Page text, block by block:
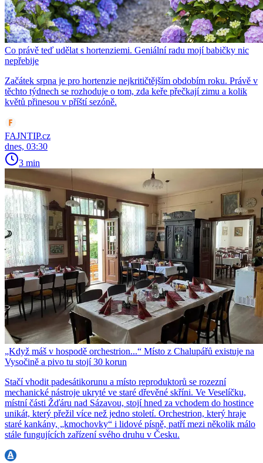
Co právě teď udělat s hortenziemi. Geniální radu mojí babičky nic
nepřebije
Začátek srpna je pro hortenzie nejkritičtějším obdobím roku. Právě v
těchto týdnech se rozhoduje o tom, zda keře přečkají zimu a kolik
květů přinesou v příští sezóně.
FAJNTIP.cz
dnes, 03:30
3 min
„Když máš v hospodě orchestrion...“ Místo z Chalupářů existuje na
Vysočině a pivo tu stojí 30 korun
Stačí vhodit padesátikorunu a místo reproduktorů se rozezní
mechanické nástroje ukryté ve staré dřevěné skříni. Ve Veselíčku,
místní části Žďáru nad Sázavou, stojí hned za vchodem do hostince
unikát, který přežil více než jedno století. Orchestrion, který hraje
staré kankány, „kmochovky“ i lidové písně, patří mezi několik málo
stále fungujících zařízení svého druhu v Česku.